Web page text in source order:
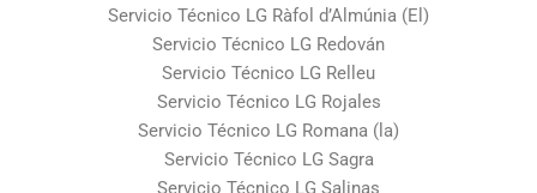
Servicio Técnico LG Ràfol d’Almúnia (El)
Servicio Técnico LG Redován
Servicio Técnico LG Relleu
Servicio Técnico LG Rojales
Servicio Técnico LG Romana (la)
Servicio Técnico LG Sagra